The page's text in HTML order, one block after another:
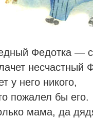
Федотка —
несчастный
у него никого,
пожалел бы его.
мама, да